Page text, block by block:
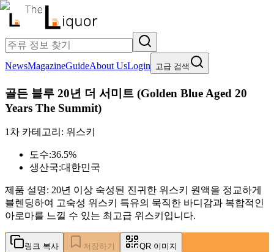
NewsMagazineGuideAbout UsLogin 고급 검색
골든 블루 20년 더 서미트 (Golden Blue Aged 20
Years The Summit)
1차 카테고리: 위스키
도수:36.5%
생산국:대한민국
제품 설명: 20년 이상 숙성된 진귀한 위스키 원액을 정교하게
블렌딩하여 고숙성 위스키 특유의 묵직한 바디감과 복합적인
아로마를 느낄 수 있는 최고급 위스키입니다.
링크 복사 저장하기 QR 이미지